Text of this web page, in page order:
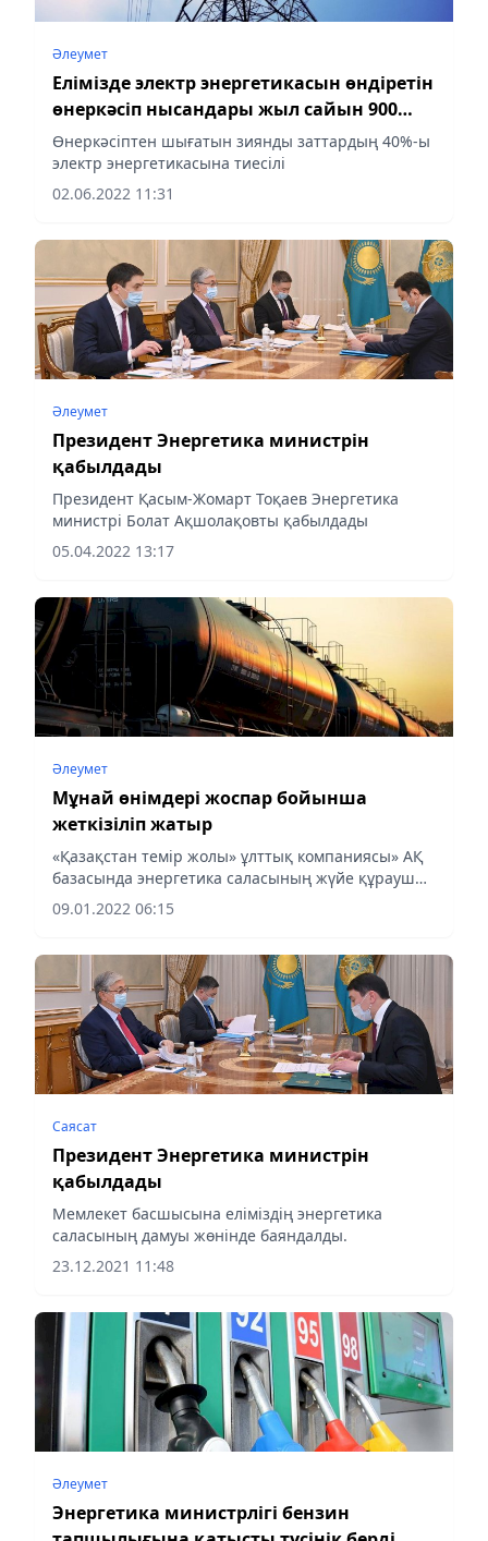
Әлеумет
Елімізде электр энергетикасын өндіретін
өнеркәсіп нысандары жыл сайын 900
мың тонна зиянды заттар шығарады
Өнеркәсіптен шығатын зиянды заттардың 40%-ы
электр энергетикасына тиесілі
02.06.2022 11:31
Әлеумет
Президент Энергетика министрін
қабылдады
Президент Қасым-Жомарт Тоқаев Энергетика
министрі Болат Ақшолақовты қабылдады
05.04.2022 13:17
Әлеумет
Мұнай өнімдері жоспар бойынша
жеткізіліп жатыр
«Қазақстан темір жолы» ұлттық компаниясы» АҚ
базасында энергетика саласының жүйе құраушы
кәсіпорындарымен өзара іс-қимыл штабы жұмыс
істеп тұр. Бұл туралы акционерлік қоғамның
09.01.2022 06:15
Саясат
Президент Энергетика министрін
қабылдады
Мемлекет басшысына еліміздің энергетика
саласының дамуы жөнінде баяндалды.
23.12.2021 11:48
Әлеумет
Энергетика министрлігі бензин